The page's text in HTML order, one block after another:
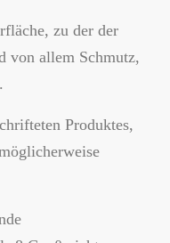
zu der der
von allem Schmutz,
Produktes,